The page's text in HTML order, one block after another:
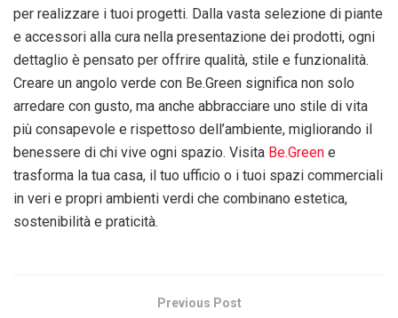
per realizzare i tuoi progetti. Dalla vasta selezione di piante
e accessori alla cura nella presentazione dei prodotti, ogni
dettaglio è pensato per offrire qualità, stile e funzionalità.
Creare un angolo verde con Be.Green significa non solo
arredare con gusto, ma anche abbracciare uno stile di vita
più consapevole e rispettoso dell’ambiente, migliorando il
benessere di chi vive ogni spazio. Visita Be.Green e
trasforma la tua casa, il tuo ufficio o i tuoi spazi commerciali
in veri e propri ambienti verdi che combinano estetica,
sostenibilità e praticità.
Previous Post